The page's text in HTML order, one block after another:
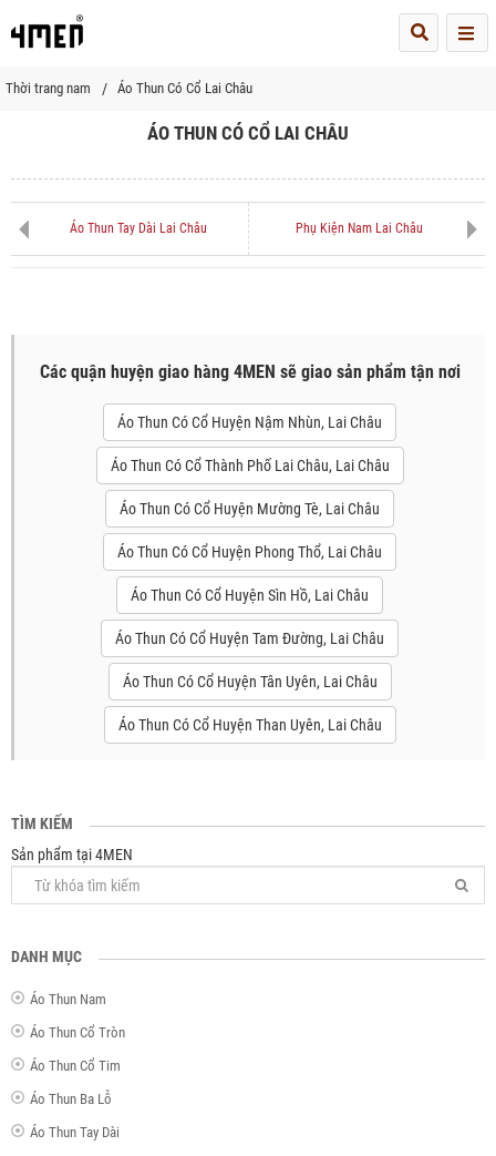
Thời trang nam Áo Thun Có Cổ Lai Châu
ÁO THUN CÓ CỔ LAI CHÂU
Áo Thun Tay Dài Lai Châu Phụ Kiện Nam Lai Châu
Các quận huyện giao hàng 4MEN sẽ giao sản phẩm tận nơi
Áo Thun Có Cổ Huyện Nậm Nhùn, Lai Châu
Áo Thun Có Cổ Thành Phố Lai Châu, Lai Châu
Áo Thun Có Cổ Huyện Mường Tè, Lai Châu
Áo Thun Có Cổ Huyện Phong Thổ, Lai Châu
Áo Thun Có Cổ Huyện Sìn Hồ, Lai Châu
Áo Thun Có Cổ Huyện Tam Đường, Lai Châu
Áo Thun Có Cổ Huyện Tân Uyên, Lai Châu
Áo Thun Có Cổ Huyện Than Uyên, Lai Châu
TÌM KIẾM
Sản phẩm tại 4MEN
DANH MỤC
Áo Thun Nam
Áo Thun Cổ Tròn
Áo Thun Cổ Tim
Áo Thun Ba Lỗ
Áo Thun Tay Dài